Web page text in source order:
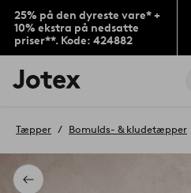
25% på den dyreste vare* +
10% ekstra på nedsatte
priser**. Kode: 424882
Jotex
logo
til
Tilbage
Tæpper Bomulds- & kludetæpper